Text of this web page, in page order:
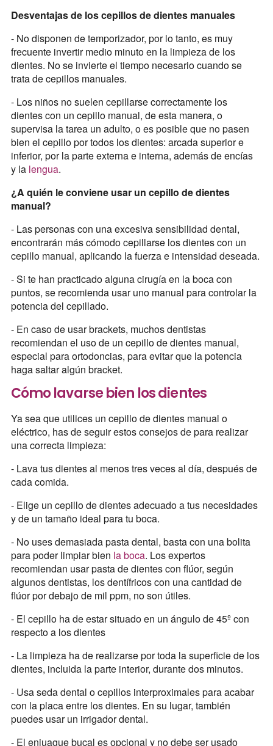
Desventajas de los cepillos de dientes manuales
- No disponen de temporizador, por lo tanto, es muy
frecuente invertir medio minuto en la limpieza de los
dientes. No se invierte el tiempo necesario cuando se
trata de cepillos manuales.
- Los niños no suelen cepillarse correctamente los
dientes con un cepillo manual, de esta manera, o
supervisa la tarea un adulto, o es posible que no pasen
bien el cepillo por todos los dientes: arcada superior e
inferior, por la parte externa e interna, además de encías
y la lengua.
¿A quién le conviene usar un cepillo de dientes
manual?
- Las personas con una excesiva sensibilidad dental,
encontrarán más cómodo cepillarse los dientes con un
cepillo manual, aplicando la fuerza e intensidad deseada.
- Si te han practicado alguna cirugía en la boca con
puntos, se recomienda usar uno manual para controlar la
potencia del cepillado.
- En caso de usar brackets, muchos dentistas
recomiendan el uso de un cepillo de dientes manual,
especial para ortodoncias, para evitar que la potencia
haga saltar algún bracket.
Cómo lavarse bien los dientes
Ya sea que utilices un cepillo de dientes manual o
eléctrico, has de seguir estos consejos de para realizar
una correcta limpieza:
- Lava tus dientes al menos tres veces al día, después de
cada comida.
- Elige un cepillo de dientes adecuado a tus necesidades
y de un tamaño ideal para tu boca.
- No uses demasiada pasta dental, basta con una bolita
para poder limpiar bien la boca. Los expertos
recomiendan usar pasta de dientes con flúor, según
algunos dentistas, los dentífricos con una cantidad de
flúor por debajo de mil ppm, no son útiles.
- El cepillo ha de estar situado en un ángulo de 45º con
respecto a los dientes
- La limpieza ha de realizarse por toda la superficie de los
dientes, incluida la parte interior, durante dos minutos.
- Usa seda dental o cepillos interproximales para acabar
con la placa entre los dientes. En su lugar, también
puedes usar un irrigador dental.
- El enjuague bucal es opcional y no debe ser usado